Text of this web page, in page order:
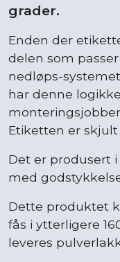
grader.
Enden der
delen som
nedløps-
har denne
Etiketten er
Det er produsert
med
Dette produktet
fås i ytterligere
leveres